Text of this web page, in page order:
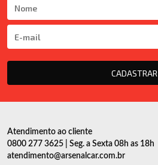
CADASTRAR
Atendimento ao cliente
0800 277 3625 | Seg. a Sexta 08h as 18h
atendimento@arsenalcar.com.br